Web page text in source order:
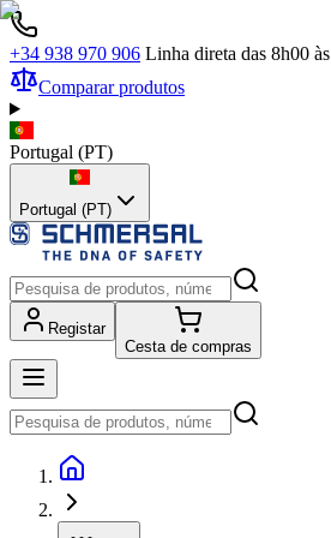
+34 938 970 906 Linha direta das 8h00
Comparar produtos
Portugal (PT)
Portugal (PT)
Registar
Cesta de compras